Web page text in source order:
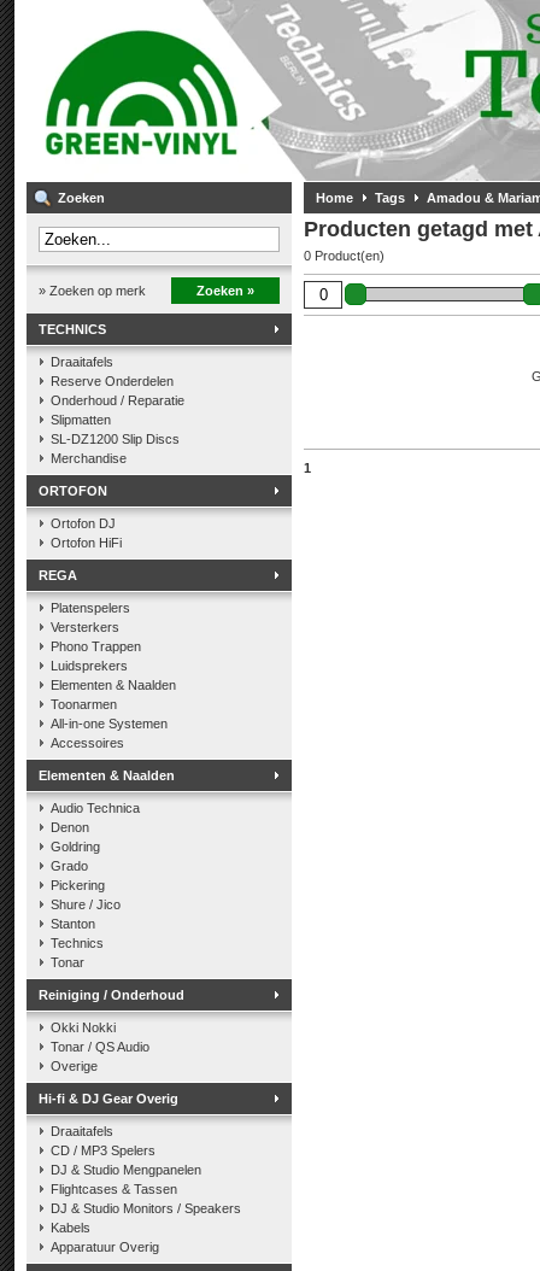
Zoeken
» Zoeken op merk Zoeken »
TECHNICS
Draaitafels
Reserve Onderdelen
Onderhoud / Reparatie
Slipmatten
SL-DZ1200 Slip Discs
Merchandise
ORTOFON
Ortofon DJ
Ortofon HiFi
REGA
Platenspelers
Versterkers
Phono Trappen
Luidsprekers
Elementen & Naalden
Toonarmen
All-in-one Systemen
Accessoires
Elementen & Naalden
Audio Technica
Denon
Goldring
Grado
Pickering
Shure / Jico
Stanton
Technics
Tonar
Reiniging / Onderhoud
Okki Nokki
Tonar / QS Audio
Overige
Hi-fi & DJ Gear Overig
Draaitafels
CD / MP3 Spelers
DJ & Studio Mengpanelen
Flightcases & Tassen
DJ & Studio Monitors / Speakers
Kabels
Apparatuur Overig
Home Tags Amadou &
Producten getagd met
0 Product(en)
1